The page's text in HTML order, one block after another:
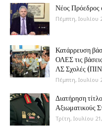
Νέος
Πέμπτη, Ιουλίου
Κατάρρευση
ΟΛΕΣ τις
ΛΣ Σχολές
Πέμπτη, Ιουλίου
Διατήρηση
Τρίτη, Ιουλίου